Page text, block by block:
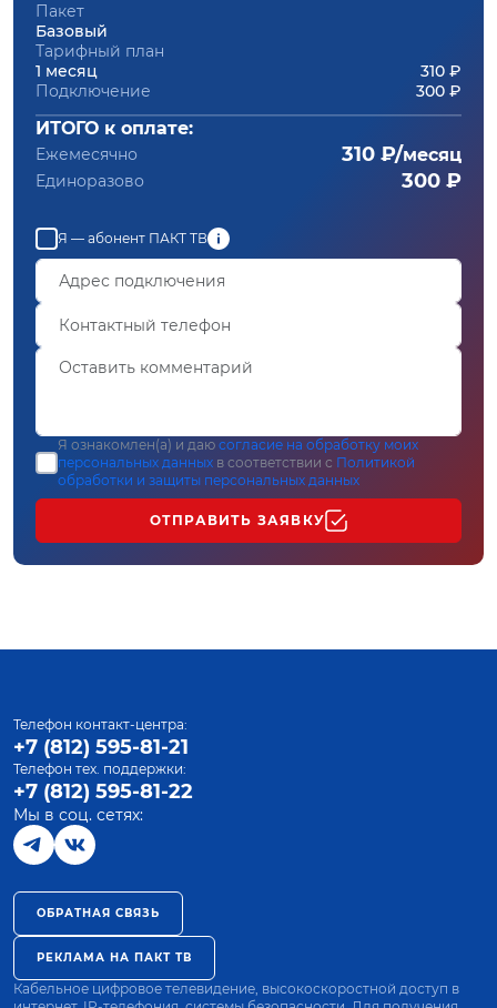
Пакет
Базовый
Тарифный план
1 месяц
310 ₽
Подключение
300 ₽
ИТОГО к оплате:
Ежемесячно 310 ₽/месяц
Единоразово 300 ₽
Я — абонент ПАКТ ТВ
Я ознакомлен(а) и даю согласие на обработку моих
персональных данных в соответствии с Политикой
обработки и защиты персональных данных
ОТПРАВИТЬ ЗАЯВКУ
Телефон контакт-центра:
+7 (812) 595-81-21
Телефон тех. поддержки:
+7 (812) 595-81-22
Мы в соц. сетях:
ОБРАТНАЯ СВЯЗЬ
РЕКЛАМА НА ПАКТ ТВ
Кабельное цифровое телевидение, высокоскоростной доступ в